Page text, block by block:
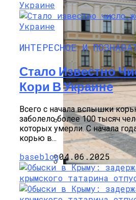
Международная
Трампа: Что
Кризис
Ужасающая
В «Борисполе»
Депортированная
ИНТЕРЕСНОЕ И
Стало Известно
Кори В Украине
Всего с начала вспышки
заболело более 100 тысяч
которых умерли. С начала
корью в...
baseblog04.06.2025